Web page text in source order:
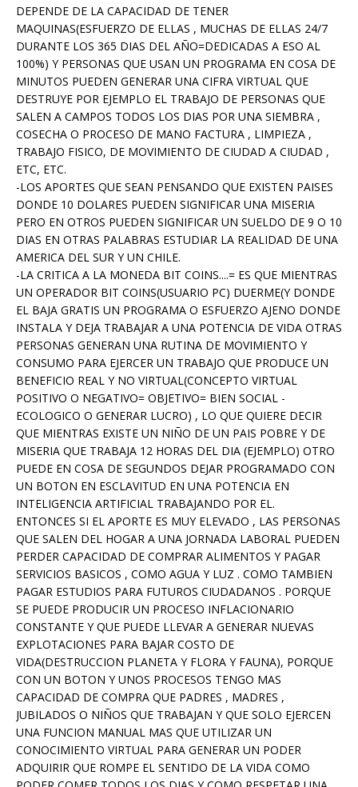
DEPENDE DE LA CAPACIDAD DE TENER
MAQUINAS(ESFUERZO DE ELLAS , MUCHAS DE ELLAS 24/7
DURANTE LOS 365 DIAS DEL AÑO=DEDICADAS A ESO AL
100%) Y PERSONAS QUE USAN UN PROGRAMA EN COSA DE
MINUTOS PUEDEN GENERAR UNA CIFRA VIRTUAL QUE
DESTRUYE POR EJEMPLO EL TRABAJO DE PERSONAS QUE
SALEN A CAMPOS TODOS LOS DIAS POR UNA SIEMBRA ,
COSECHA O PROCESO DE MANO FACTURA , LIMPIEZA ,
TRABAJO FISICO, DE MOVIMIENTO DE CIUDAD A CIUDAD ,
ETC, ETC.
-LOS APORTES QUE SEAN PENSANDO QUE EXISTEN PAISES
DONDE 10 DOLARES PUEDEN SIGNIFICAR UNA MISERIA
PERO EN OTROS PUEDEN SIGNIFICAR UN SUELDO DE 9 O 10
DIAS EN OTRAS PALABRAS ESTUDIAR LA REALIDAD DE UNA
AMERICA DEL SUR Y UN CHILE.
-LA CRITICA A LA MONEDA BIT COINS....= ES QUE MIENTRAS
UN OPERADOR BIT COINS(USUARIO PC) DUERME(Y DONDE
EL BAJA GRATIS UN PROGRAMA O ESFUERZO AJENO DONDE
INSTALA Y DEJA TRABAJAR A UNA POTENCIA DE VIDA OTRAS
PERSONAS GENERAN UNA RUTINA DE MOVIMIENTO Y
CONSUMO PARA EJERCER UN TRABAJO QUE PRODUCE UN
BENEFICIO REAL Y NO VIRTUAL(CONCEPTO VIRTUAL
POSITIVO O NEGATIVO= OBJETIVO= BIEN SOCIAL -
ECOLOGICO O GENERAR LUCRO) , LO QUE QUIERE DECIR
QUE MIENTRAS EXISTE UN NIÑO DE UN PAIS POBRE Y DE
MISERIA QUE TRABAJA 12 HORAS DEL DIA (EJEMPLO) OTRO
PUEDE EN COSA DE SEGUNDOS DEJAR PROGRAMADO CON
UN BOTON EN ESCLAVITUD EN UNA POTENCIA EN
INTELIGENCIA ARTIFICIAL TRABAJANDO POR EL.
ENTONCES SI EL APORTE ES MUY ELEVADO , LAS PERSONAS
QUE SALEN DEL HOGAR A UNA JORNADA LABORAL PUEDEN
PERDER CAPACIDAD DE COMPRAR ALIMENTOS Y PAGAR
SERVICIOS BASICOS , COMO AGUA Y LUZ . COMO TAMBIEN
PAGAR ESTUDIOS PARA FUTUROS CIUDADANOS . PORQUE
SE PUEDE PRODUCIR UN PROCESO INFLACIONARIO
CONSTANTE Y QUE PUEDE LLEVAR A GENERAR NUEVAS
EXPLOTACIONES PARA BAJAR COSTO DE
VIDA(DESTRUCCION PLANETA Y FLORA Y FAUNA), PORQUE
CON UN BOTON Y UNOS PROCESOS TENGO MAS
CAPACIDAD DE COMPRA QUE PADRES , MADRES ,
JUBILADOS O NIÑOS QUE TRABAJAN Y QUE SOLO EJERCEN
UNA FUNCION MANUAL MAS QUE UTILIZAR UN
CONOCIMIENTO VIRTUAL PARA GENERAR UN PODER
ADQUIRIR QUE ROMPE EL SENTIDO DE LA VIDA COMO